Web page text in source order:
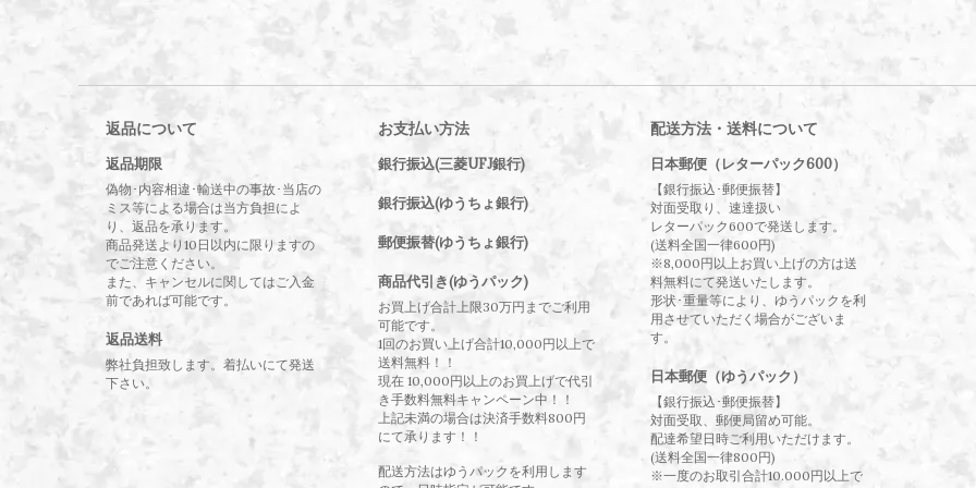
返品について
返品期限
偽物･内容相違･輸送中の事故･当店の
ミス等による場合は当方負担によ
り、返品を承ります。
商品発送より10日以内に限りますの
でご注意ください。
また、キャンセルに関してはご入金
前であれば可能です。
返品送料
弊社負担致します。着払いにて発送
下さい。
お支払い方法
銀行振込(三菱UFJ銀行)
銀行振込(ゆうちょ銀行)
郵便振替(ゆうちょ銀行)
商品代引き(ゆうパック)
お買上げ合計上限30万円までご利用
可能です。
1回のお買い上げ合計10,000円以上で
送料無料！！
現在 10,000円以上のお買上げで代引
き手数料無料キャンペーン中！！
上記未満の場合は決済手数料800円
にて承ります！！
配送方法はゆうパックを利用します
配送方法・送料について
日本郵便（レターパック600）
【銀行振込･郵便振替】
対面受取り、速達扱い
レターパック600で発送します。
(送料全国一律600円)
※8,000円以上お買い上げの方は送
料無料にて発送いたします。
形状･重量等により、ゆうパックを利
用させていただく場合がございま
す。
日本郵便（ゆうパック）
【銀行振込･郵便振替】
対面受取、郵便局留め可能。
配達希望日時ご利用いただけます。
(送料全国一律800円)
※一度のお取引合計10.000円以上で